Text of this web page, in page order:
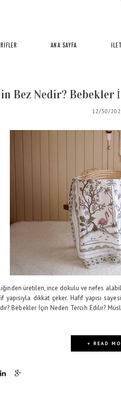
ANA SAYFA
Bez Nedir? Bebekler
12/30/
üretilen, ince dokulu ve nefes
yapısıyla dikkat çeker. Hafif yapısı
Bebekler İçin Neden Tercih Edilir?
+ READ